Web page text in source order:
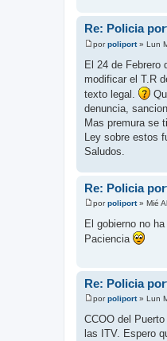
Re: Policia
M
n
s
j
e
porpoliport» Lun
El 24 de Febrero
modificar el T.R
texto legal.
denuncia,
Mas premura se
Ley sobre estos
Saludos.
Re: Policia
M
n
s
porpoliport» Mié
El gobierno no
Paciencia
Re: Policia
M
e
n
s
porpoliport» Lun
CCOO del
las ITV. Espero